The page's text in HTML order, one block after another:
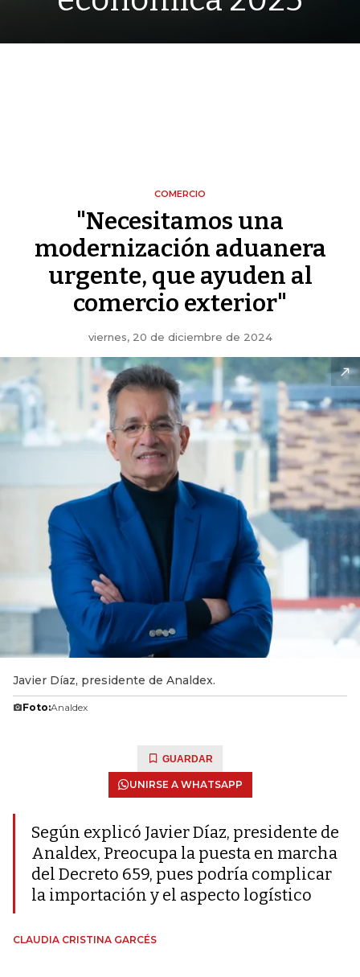
COMERCIO
"Necesitamos una
modernización aduanera
urgente, que ayuden al
comercio exterior"
viernes, 20 de diciembre de 2024
Javier Díaz, presidente de Analdex.
Foto:Analdex
GUARDAR
UNIRSE A WHATSAPP
Según explicó Javier Díaz, presidente de
Analdex, Preocupa la puesta en marcha
del Decreto 659, pues podría complicar
la importación y el aspecto logístico
CLAUDIA CRISTINA GARCÉS